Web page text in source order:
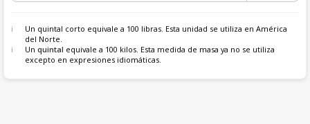
Un quintal corto equivale a 100 libras. Esta unidad se utiliza en América
del Norte.
Un quintal equivale a 100 kilos. Esta medida de masa ya no se utiliza
excepto en expresiones idiomáticas.